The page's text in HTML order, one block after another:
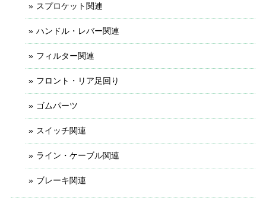
スプロケット関連
ハンドル・レバー関連
フィルター関連
フロント・リア足回り
ゴムパーツ
スイッチ関連
ライン・ケーブル関連
ブレーキ関連